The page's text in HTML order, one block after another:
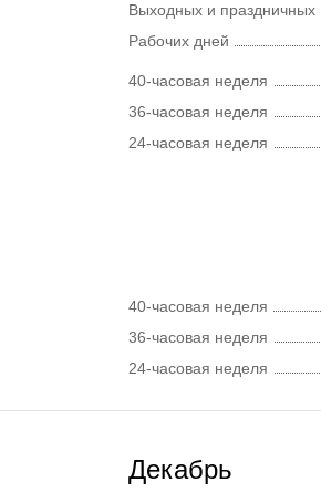
Выходных и праздничных
Рабочих дней
40-часовая неделя
36-часовая неделя
24-часовая неделя
40-часовая неделя
36-часовая неделя
24-часовая неделя
Декабрь